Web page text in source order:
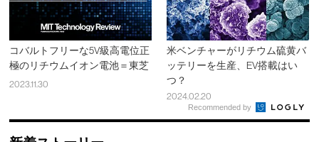
コバルトフリーな5V級高電位正
極のリチウムイオン電池＝東芝
2023.11.30
米ベンチャーがリチウム硫黄バ
ッテリーを生産、EV搭載はい
つ？
2024.02.20
Recommended by